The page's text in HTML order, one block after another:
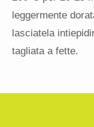
leggermente
lasciatela
tagliata a fette.